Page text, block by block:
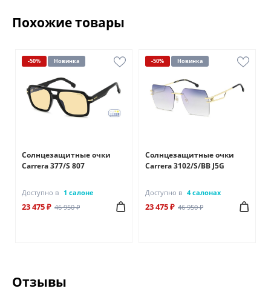
Похожие товары
-50% Новинка
Солнцезащитные очки
Carrera 377/S 807
Доступно в 1 салоне
23 475 ₽ 46 950 ₽
-50% Новинка
Солнцезащитные очки
Carrera 3102/S/BB J5G
Доступно в 4 салонах
23 475 ₽ 46 950 ₽
Отзывы